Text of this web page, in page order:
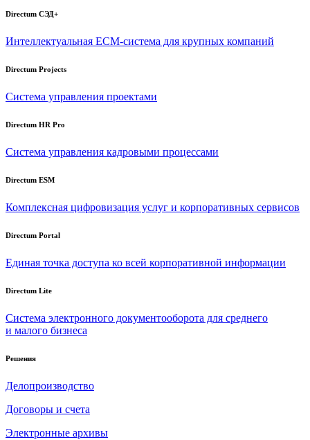
Directum СЭД+
Интеллектуальная ECM-система для крупных компаний
Directum Projects
Система управления проектами
Directum HR Pro
Система управления кадровыми процессами
Directum ESM
Комплексная цифровизация услуг и корпоративных сервисов
Directum Portal
Единая точка доступа ко всей корпоративной информации
Directum Lite
Система электронного документооборота для среднего
и малого бизнеса
Решения
Делопроизводство
Договоры и счета
Электронные архивы